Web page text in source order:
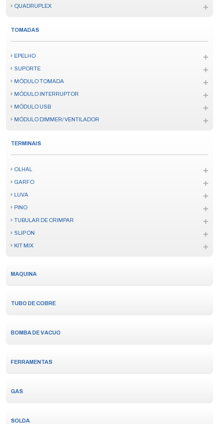
QUADRUPLEX
TOMADAS
EPELHO
SUPORTE
MÓDULO TOMADA
MÓDULO INTERRUPTOR
MÓDULO USB
MÓDULO DIMMER/ VENTILADOR
TERMINAIS
OLHAL
GARFO
LUVA
PINO
TUBULAR DE CRIMPAR
SLIP ON
KIT MIX
MAQUINA
TUBO DE COBRE
BOMBA DE VACUO
FERRAMENTAS
GAS
SOLDA